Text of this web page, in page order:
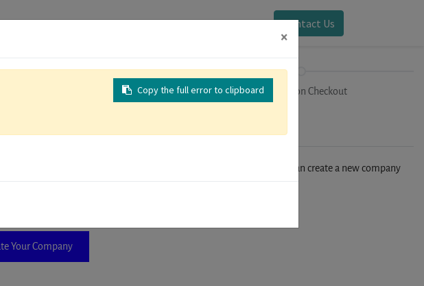
Sign in Contact Us
Attendee Identification Registration Checkout
the form. If you don't find your company in our database, you can create a new company
Your Company
×
Copy the full error to clipboard